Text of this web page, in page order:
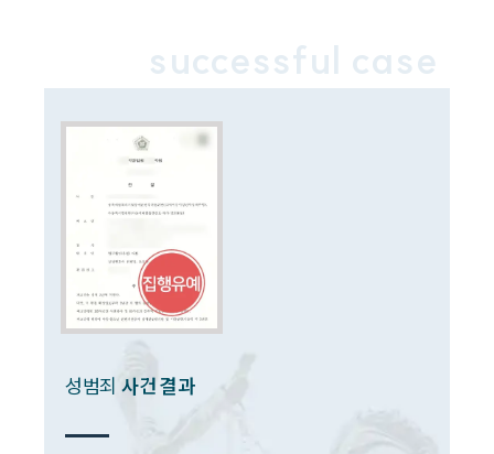
성범죄대응부 업무
소식/자료
successful case
성범죄 사건 결과